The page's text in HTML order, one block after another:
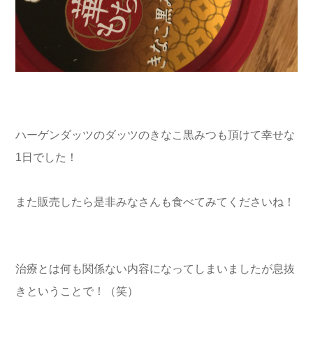
ハーゲンダッツのダッツのきなこ黒みつも頂けて幸せな
1日でした！
また販売したら是非みなさんも食べてみてくださいね！
治療とは何も関係ない内容になってしまいましたが息抜
きということで！（笑）